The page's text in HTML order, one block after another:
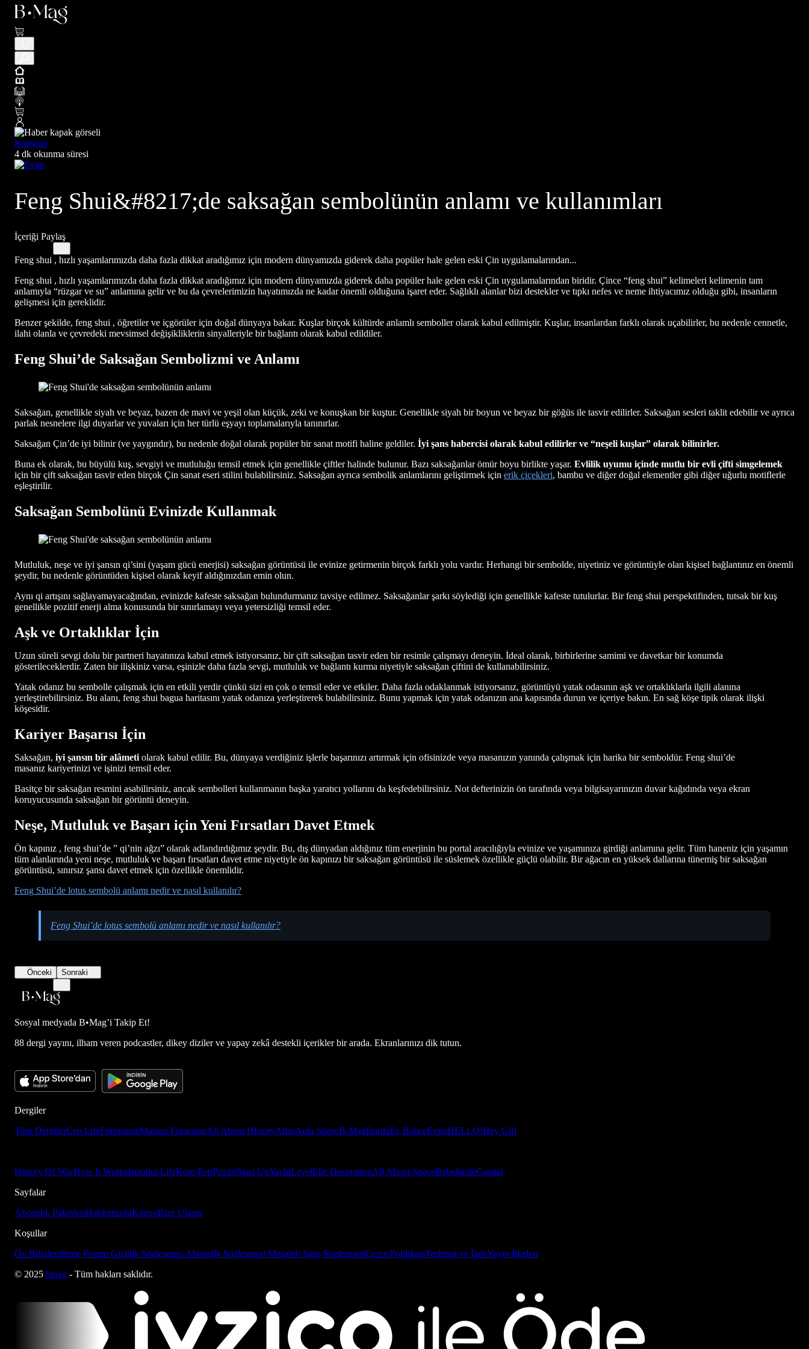
Kategori
4 dk okunma süresi
Feng Shui&#8217;de saksağan sembolünün anlamı ve kullanımları
İçeriği Paylaş
Feng shui , hızlı yaşamlarımızda daha fazla dikkat aradığımız için modern dünyamızda giderek daha popüler hale gelen eski Çin uygulamalarından...
Feng shui , hızlı yaşamlarımızda daha fazla dikkat aradığımız için modern dünyamızda giderek daha popüler hale gelen eski Çin uygulamalarından biridir. Çince “feng shui” kelimeleri kelimenin tam
anlamıyla “rüzgar ve su” anlamına gelir ve bu da çevrelerimizin hayatımızda ne kadar önemli olduğuna işaret eder. Sağlıklı alanlar bizi destekler ve tıpkı nefes ve neme ihtiyacımız olduğu gibi, insanların
gelişmesi için gereklidir.
Benzer şekilde, feng shui , öğretiler ve içgörüler için doğal dünyaya bakar. Kuşlar birçok kültürde anlamlı semboller olarak kabul edilmiştir. Kuşlar, insanlardan farklı olarak uçabilirler, bu nedenle cennetle,
ilahi olanla ve çevredeki mevsimsel değişikliklerin sinyalleriyle bir bağlantı olarak kabul edildiler.
Feng Shui’de Saksağan Sembolizmi ve Anlamı
Saksağan, genellikle siyah ve beyaz, bazen de mavi ve yeşil olan küçük, zeki ve konuşkan bir kuştur. Genellikle siyah bir boyun ve beyaz bir göğüs ile tasvir edilirler. Saksağan sesleri taklit edebilir ve ayrıca
parlak nesnelere ilgi duyarlar ve yuvaları için her türlü eşyayı toplamalarıyla tanınırlar.
Saksağan Çin’de iyi bilinir (ve yaygındır), bu nedenle doğal olarak popüler bir sanat motifi haline geldiler. İyi şans habercisi olarak kabul edilirler ve “neşeli kuşlar” olarak bilinirler.
Buna ek olarak, bu büyülü kuş, sevgiyi ve mutluluğu temsil etmek için genellikle çiftler halinde bulunur. Bazı saksağanlar ömür boyu birlikte yaşar. Evlilik uyumu içinde mutlu bir evli çifti simgelemek
için bir çift saksağan tasvir eden birçok Çin sanat eseri stilini bulabilirsiniz. Saksağan ayrıca sembolik anlamlarını geliştirmek için erik çiçekleri, bambu ve diğer doğal elementler gibi diğer uğurlu motiflerle
eşleştirilir.
Saksağan Sembolünü Evinizde Kullanmak
Mutluluk, neşe ve iyi şansın qi’sini (yaşam gücü enerjisi) saksağan görüntüsü ile evinize getirmenin birçok farklı yolu vardır. Herhangi bir sembolde, niyetiniz ve görüntüyle olan kişisel bağlantınız en önemli
şeydir, bu nedenle görüntüden kişisel olarak keyif aldığınızdan emin olun.
Aynı qi artışını sağlayamayacağından, evinizde kafeste saksağan bulundurmanız tavsiye edilmez. Saksağanlar şarkı söylediği için genellikle kafeste tutulurlar. Bir feng shui perspektifinden, tutsak bir kuş
genellikle pozitif enerji alma konusunda bir sınırlamayı veya yetersizliği temsil eder.
Aşk ve Ortaklıklar İçin
Uzun süreli sevgi dolu bir partneri hayatınıza kabul etmek istiyorsanız, bir çift saksağan tasvir eden bir resimle çalışmayı deneyin. İdeal olarak, birbirlerine samimi ve davetkar bir konumda
gösterileceklerdir. Zaten bir ilişkiniz varsa, eşinizle daha fazla sevgi, mutluluk ve bağlantı kurma niyetiyle saksağan çiftini de kullanabilirsiniz.
Yatak odanız bu sembolle çalışmak için en etkili yerdir çünkü sizi en çok o temsil eder ve etkiler. Daha fazla odaklanmak istiyorsanız, görüntüyü yatak odasının aşk ve ortaklıklarla ilgili alanına
yerleştirebilirsiniz. Bu alanı, feng shui bagua haritasını yatak odanıza yerleştirerek bulabilirsiniz. Bunu yapmak için yatak odanızın ana kapısında durun ve içeriye bakın. En sağ köşe tipik olarak ilişki
köşesidir.
Kariyer Başarısı İçin
Saksağan, iyi şansın bir alâmeti olarak kabul edilir. Bu, dünyaya verdiğiniz işlerle başarınızı artırmak için ofisinizde veya masanızın yanında çalışmak için harika bir semboldür. Feng shui’de
masanız kariyerinizi ve işinizi temsil eder.
Basitçe bir saksağan resmini asabilirsiniz, ancak sembolleri kullanmanın başka yaratıcı yollarını da keşfedebilirsiniz. Not defterinizin ön tarafında veya bilgisayarınızın duvar kağıdında veya ekran
koruyucusunda saksağan bir görüntü deneyin.
Neşe, Mutluluk ve Başarı için Yeni Fırsatları Davet Etmek
Ön kapınız , feng shui’de ” qi’nin ağzı” olarak adlandırdığımız şeydir. Bu, dış dünyadan aldığınız tüm enerjinin bu portal aracılığıyla evinize ve yaşamınıza girdiği anlamına gelir. Tüm haneniz için yaşamın
tüm alanlarında yeni neşe, mutluluk ve başarı fırsatları davet etme niyetiyle ön kapınızı bir saksağan görüntüsü ile süslemek özellikle güçlü olabilir. Bir ağacın en yüksek dallarına tünemiş bir saksağan
görüntüsü, sınırsız şansı davet etmek için özellikle önemlidir.
Feng Shui’de lotus sembolü anlamı nedir ve nasıl kullanılır?
Feng Shui’de lotus sembolü anlamı nedir ve nasıl kullanılır?
Önceki Sonraki
Sosyal medyada B•Mag’i Takip Et!
88 dergi yayını, ilham veren podcastler, dikey diziler ve yapay zekâ destekli içerikler bir arada. Ekranlarınızı dik tutun.
Dergiler
Tüm DergilerCeo LifeFormsanteMaison FrançaiseAll About HistoryAtlasAuto ShowB-MagBurdaEv BahçeEvimHELLO!Hey Girl
History Of WarHow It Worksİstanbul LifeKore PopPozitifStart UpYachtLevelElle DecorationAll About SpaceBebeğimleCapital
Sayfalar
Abonelik PaketleriHakkımızdaKünyeBize Ulaşın
Koşullar
Ön Bilgilendirme Formu Gizlilik Sözleşmesi Abonelik Sözleşmesi Mesafeli Satış SözleşmesiÇerez PolitikasıTeslimat ve İadeYayın İlkeleri
© 2025 bmag - Tüm hakları saklıdır.